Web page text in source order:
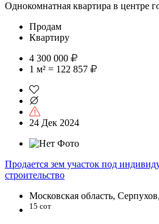
Однокомнатная квартира в центре
Продам
Квартиру
4 300 000
1 м² = 122 857
24 Дек 2024
Продается зем участок под
строительство
Московская область,
15 сот